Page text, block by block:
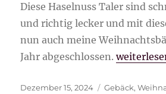
Diese Haselnuss Taler sind
und richtig lecker und mit
nun auch meine
Jahr abgeschlossen.
Veröffentlicht
Dezember 15, 2024 Kategorien
Gebäck,